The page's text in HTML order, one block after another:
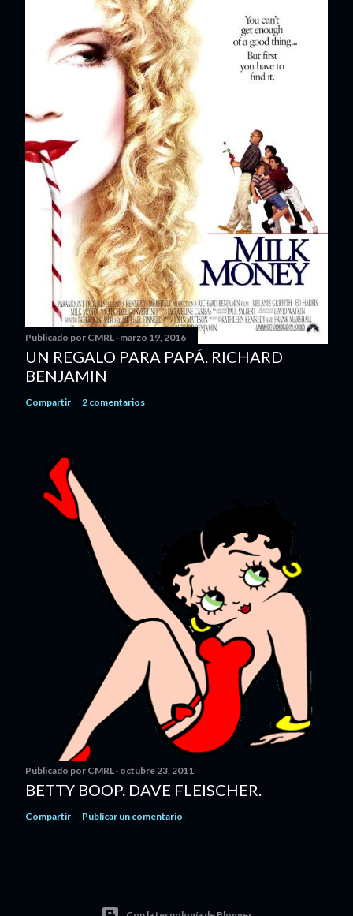
Publicado por CMRL marzo 19, 2016
UN REGALO PARA PAPÁ. RICHARD
BENJAMIN
Compartir 2 comentarios
Publicado por CMRL octubre 23, 2011
BETTY BOOP. DAVE FLEISCHER.
Compartir Publicar un comentario